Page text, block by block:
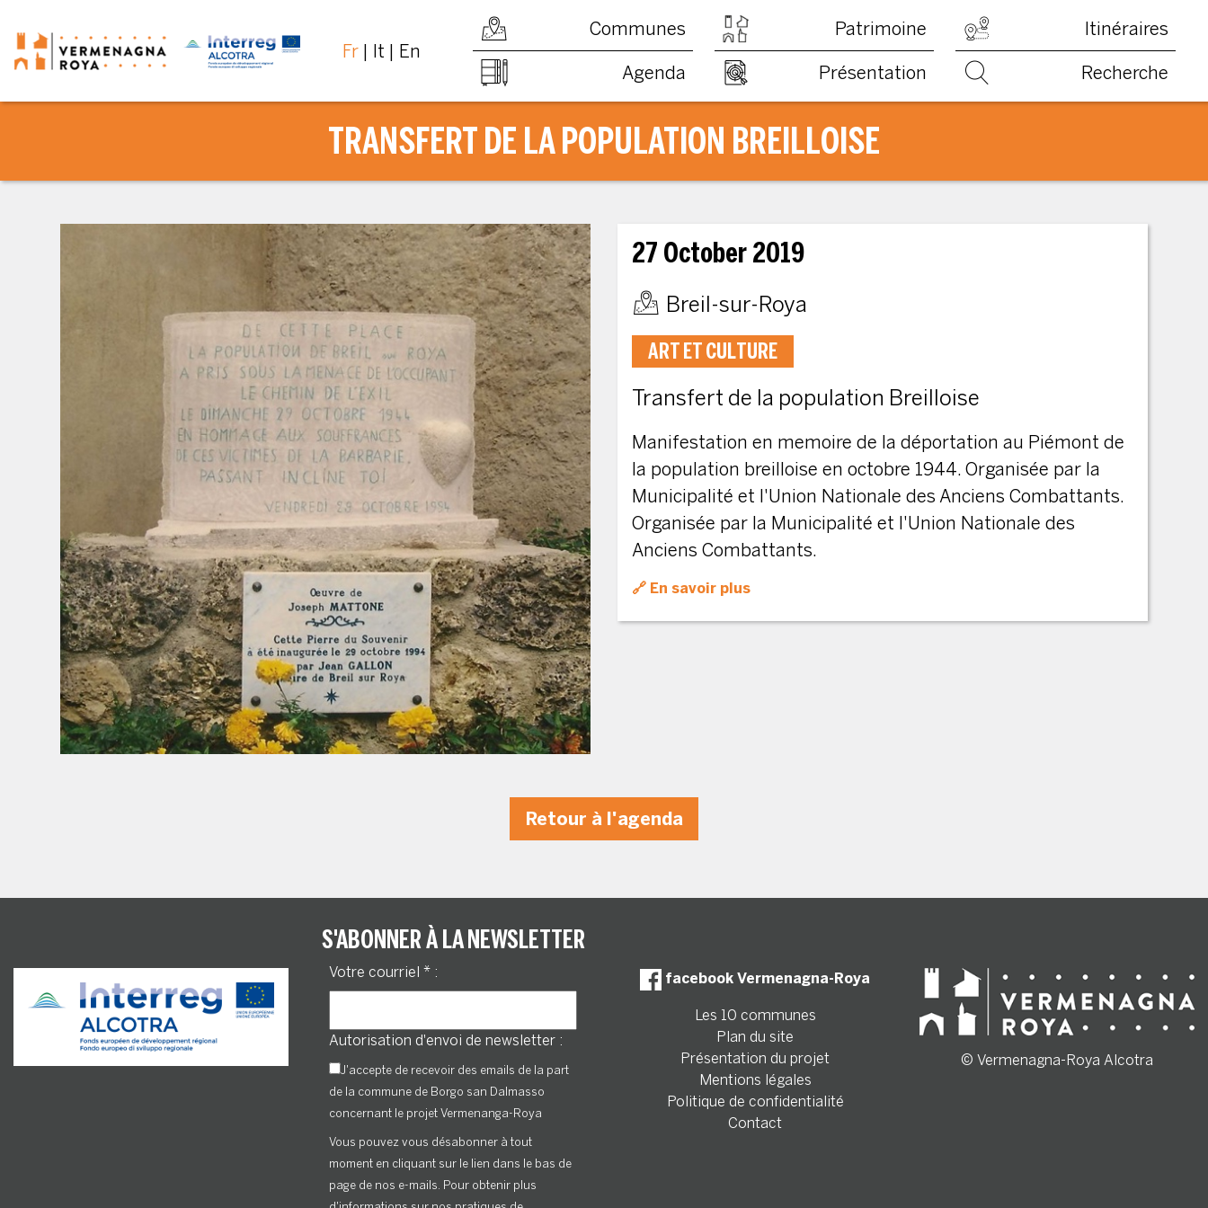
Fr It En
Communes Patrimoine Itinéraires
Agenda Présentation Recherche
TRANSFERT DE LA POPULATION BREILLOISE
27 October 2019
Breil-sur-Roya
ART ET CULTURE
Transfert de la population Breilloise
Manifestation en memoire de la déportation au Piémont de
la population breilloise en octobre 1944. Organisée par la
Municipalité et l'Union Nationale des Anciens Combattants.
Organisée par la Municipalité et l'Union Nationale des
Anciens Combattants.
En savoir plus
Retour à l'agenda
S'ABONNER À LA NEWSLETTER
Votre courriel * :
Autorisation d'envoi de newsletter :
J'accepte de recevoir des emails de la part
de la commune de Borgo san Dalmasso
concernant le projet Vermenanga-Roya
Vous pouvez vous désabonner à tout
moment en cliquant sur le lien dans le bas de
page de nos e-mails. Pour obtenir plus
facebook Vermenagna-Roya
Les 10 communes
Plan du site
Présentation du projet
Mentions légales
Politique de confidentialité
Contact
© Vermenagna-Roya Alcotra